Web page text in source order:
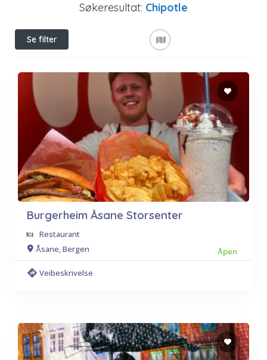
Søkeresultat: Chipotle
Se filter
Burgerheim Åsane Storsenter
Restaurant
Åsane, Bergen
Åpen
Veibeskrivelse